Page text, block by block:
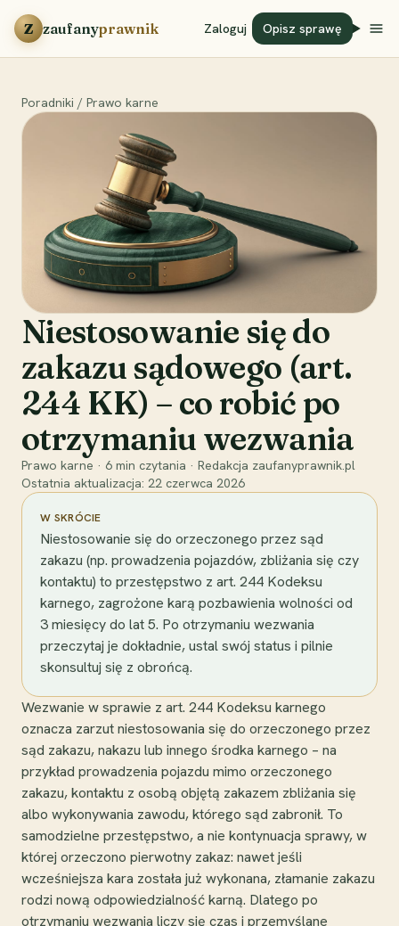
Przejdź do treści
Z zaufanyprawnik Zaloguj Opisz sprawę
Poradniki / Prawo karne
Niestosowanie się do
zakazu sądowego (art.
244 KK) – co robić po
otrzymaniu wezwania
Prawo karne · 6 min czytania · Redakcja zaufanyprawnik.pl
Ostatnia aktualizacja: 22 czerwca 2026
W SKRÓCIE
Niestosowanie się do orzeczonego przez sąd
zakazu (np. prowadzenia pojazdów, zbliżania się czy
kontaktu) to przestępstwo z art. 244 Kodeksu
karnego, zagrożone karą pozbawienia wolności od
3 miesięcy do lat 5. Po otrzymaniu wezwania
przeczytaj je dokładnie, ustal swój status i pilnie
skonsultuj się z obrońcą.
Wezwanie w sprawie z art. 244 Kodeksu karnego
oznacza zarzut niestosowania się do orzeczonego przez
sąd zakazu, nakazu lub innego środka karnego – na
przykład prowadzenia pojazdu mimo orzeczonego
zakazu, kontaktu z osobą objętą zakazem zbliżania się
albo wykonywania zawodu, którego sąd zabronił. To
samodzielne przestępstwo, a nie kontynuacja sprawy, w
której orzeczono pierwotny zakaz: nawet jeśli
wcześniejsza kara została już wykonana, złamanie zakazu
rodzi nową odpowiedzialność karną. Dlatego po
otrzymaniu wezwania liczy się czas i przemyślane